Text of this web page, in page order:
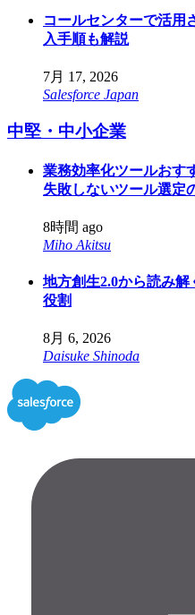
コールセンターで活用
入手順も解説
7月 17, 2026
Salesforce Japan
中堅・中小企業
業務効率化ツールおす
失敗しないツール選定
8時間 ago
Miho Akitsu
地方創生2.0から読み
役割
8月 6, 2026
Daisuke Shinoda